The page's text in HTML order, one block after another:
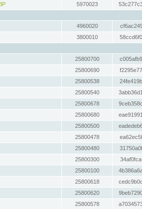
5970023
4960020
3800010
25800700
25800690
25800538
25800540
25800678
25800680
25800500
25800478
25800480
25800300
25800100
25800618
25800620
25800578